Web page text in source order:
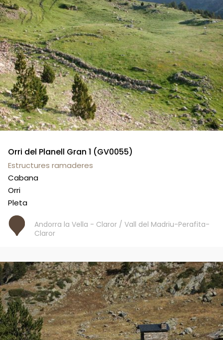
Orri del Planell Gran 1 (GV0055)
Estructures ramaderes
Cabana
Orri
Pleta
Andorra la Vella - Claror / Vall del Madriu-Perafita-
Claror